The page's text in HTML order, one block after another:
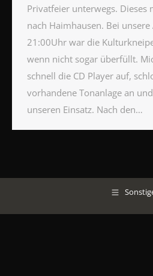
Privatfeier unterwegs. Dieses
nach Haimhausen. Bei
21:00Uhr war die
wenn nicht sogar überfüllt.
schnell die CD Player auf,
vorhandene Tonanlage an
unseren Einsatz. Nach den…